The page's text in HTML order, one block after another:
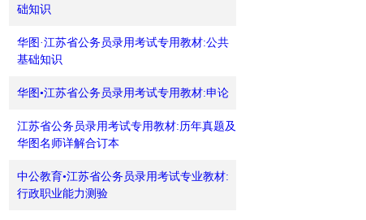
础知识
华图·江苏省公务员录用考试专用教材:公共
基础知识
华图•江苏省公务员录用考试专用教材:申论
江苏省公务员录用考试专用教材:历年真题及
华图名师详解合订本
中公教育•江苏省公务员录用考试专业教材:
行政职业能力测验